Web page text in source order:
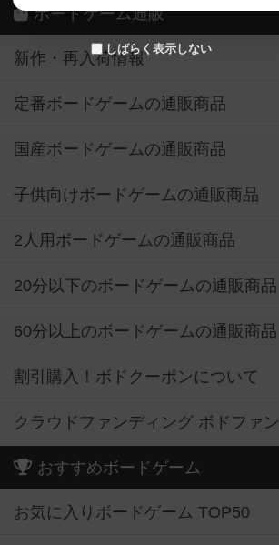
しばらく表示しない
ボードゲーム通販
新作・再入荷情報
定番ボードゲームの通販商品
国産ボードゲームの通販商品
子供向けボードゲームの通販商品
2人用ボードゲームの通販商品
20分以下のボードゲームの通販商品
60分以上のボードゲームの通販商品
割引購入！ボドクーポンについて
クラウドファンディング ボドファン
おすすめボードゲーム
お気に入りボードゲーム TOP50